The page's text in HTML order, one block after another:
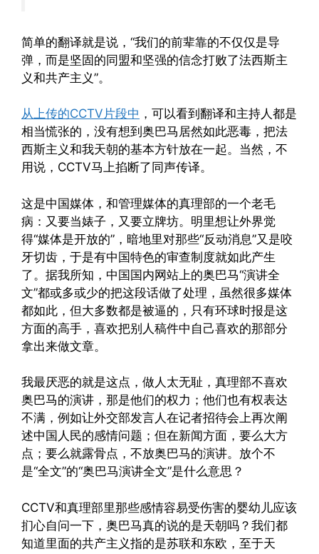
简单的翻译就是说，“我们的前辈靠的不仅仅是导
弹，而是坚固的同盟和坚强的信念打败了法西斯主
义和共产主义”。
从上传的CCTV片段中 ，可以看到翻译和主持人都是
相当慌张的，没有想到奥巴马居然如此恶毒，把法
西斯主义和我天朝的基本方针放在一起。当然，不
用说，CCTV马上掐断了同声传译。
这是中国媒体，和管理媒体的真理部的一个老毛
病：又要当婊子，又要立牌坊。明里想让外界觉
得“媒体是开放的”，暗地里对那些“反动消息”又是咬
牙切齿，于是有中国特色的审查制度就如此产生
了。据我所知，中国国内网站上的奥巴马“演讲全
文”都或多或少的把这段话做了处理，虽然很多媒体
都如此，但大多数都是被逼的，只有环球时报是这
方面的高手，喜欢把别人稿件中自己喜欢的那部分
拿出来做文章。
我最厌恶的就是这点，做人太无耻，真理部不喜欢
奥巴马的演讲，那是他们的权力；他们也有权表达
不满，例如让外交部发言人在记者招待会上再次阐
述中国人民的感情问题；但在新闻方面，要么大方
点；要么就露骨点，不放奥巴马的演讲。放个不
是“全文”的“奥巴马演讲全文”是什么意思？
CCTV和真理部里那些感情容易受伤害的婴幼儿应该
扪心自问一下，奥巴马真的说的是天朝吗？我们都
知道里面的共产主义指的是苏联和东欧，至于天